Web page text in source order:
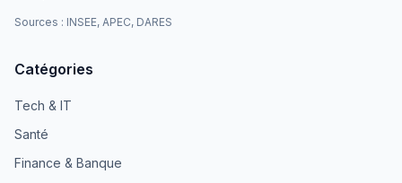
Sources : INSEE, APEC, DARES
Catégories
Tech & IT
Santé
Finance & Banque